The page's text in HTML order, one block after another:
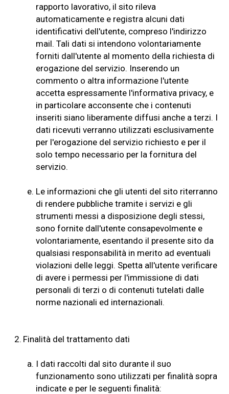
rapporto lavorativo, il sito rileva
automaticamente e registra alcuni dati
identificativi dell'utente, compreso l'indirizzo
mail. Tali dati si intendono volontariamente
forniti dall'utente al momento della richiesta di
erogazione del servizio. Inserendo un
commento o altra informazione l'utente
accetta espressamente l'informativa privacy, e
in particolare acconsente che i contenuti
inseriti siano liberamente diffusi anche a terzi. I
dati ricevuti verranno utilizzati esclusivamente
per l'erogazione del servizio richiesto e per il
solo tempo necessario per la fornitura del
servizio.
e. Le informazioni che gli utenti del sito riterranno
di rendere pubbliche tramite i servizi e gli
strumenti messi a disposizione degli stessi,
sono fornite dall'utente consapevolmente e
volontariamente, esentando il presente sito da
qualsiasi responsabilità in merito ad eventuali
violazioni delle leggi. Spetta all'utente verificare
di avere i permessi per l'immissione di dati
personali di terzi o di contenuti tutelati dalle
norme nazionali ed internazionali.
2. Finalità del trattamento dati
a. I dati raccolti dal sito durante il suo
funzionamento sono utilizzati per finalità sopra
indicate e per le seguenti finalità: